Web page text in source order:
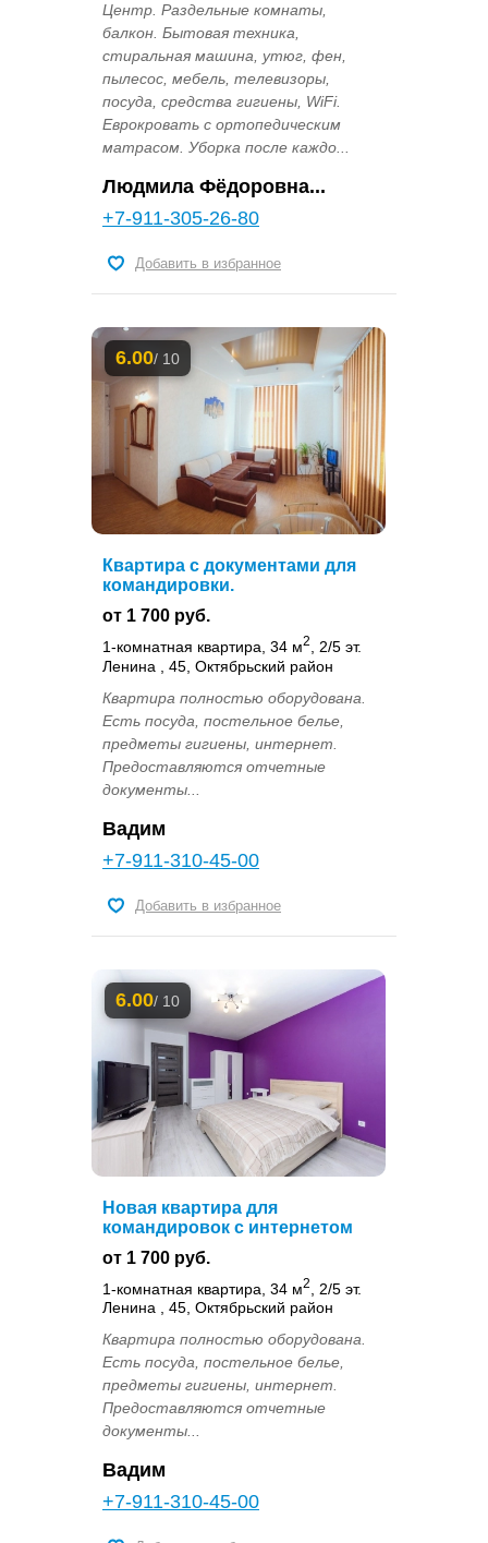
Центр. Раздельные комнаты,
балкон. Бытовая техника,
стиральная машина, утюг, фен,
пылесос, мебель, телевизоры,
посуда, средства гигиены, WiFi.
Еврокровать с ортопедическим
матрасом. Уборка после каждо...
Людмила Фёдоровна...
+7-911-305-26-80
Добавить в избранное
6.00/ 10
Квартира с документами для
командировки.
от 1 700 руб.
1-комнатная квартира, 34 м2
, 2/5 эт.
Ленина , 45, Октябрьский район
Квартира полностью оборудована.
Есть посуда, постельное белье,
предметы гигиены, интернет.
Предоставляются отчетные
документы...
Вадим
+7-911-310-45-00
Добавить в избранное
6.00/ 10
Новая квартира для
командировок с интернетом
от 1 700 руб.
1-комнатная квартира, 34 м2
, 2/5 эт.
Ленина , 45, Октябрьский район
Квартира полностью оборудована.
Есть посуда, постельное белье,
предметы гигиены, интернет.
Предоставляются отчетные
документы...
Вадим
+7-911-310-45-00